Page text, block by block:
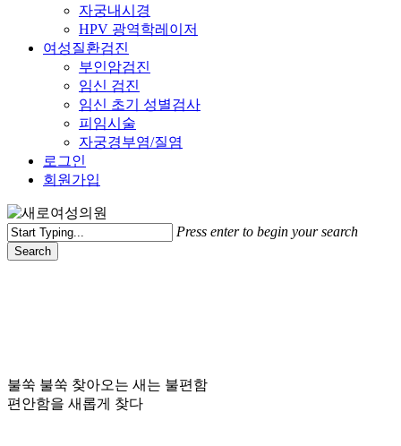
자궁내시경
HPV 광역학레이저
여성질환검진
부인암검진
임신 검진
임신 초기 성별검사
피임시술
자궁경부염/질염
로그인
회원가입
Press enter to begin your search
Search
불쑥 불쑥 찾아오는 새는 불편함
편안함을 새롭게 찾다